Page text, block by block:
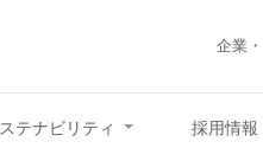
企業
テナビリティ 採用情報